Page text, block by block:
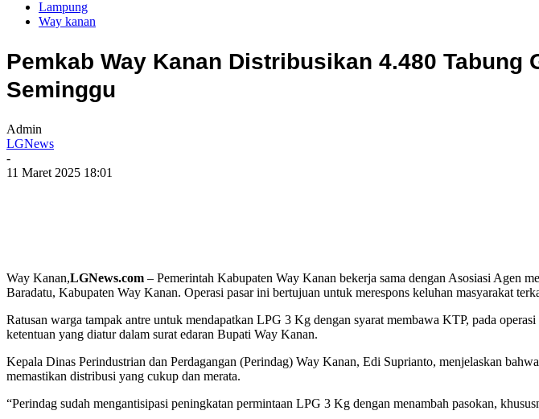
Lampung
Way kanan
Pemkab Way Kanan Distribusikan 4.480 Tabung
Seminggu
Admin
LGNews
-
11 Maret 2025 18:01
Way Kanan,LGNews.com – Pemerintah Kabupaten Way Kanan bekerja sama dengan Asosiasi Agen
Baradatu, Kabupaten Way Kanan. Operasi pasar ini bertujuan untuk merespons keluhan masyarakat
Ratusan warga tampak antre untuk mendapatkan LPG 3 Kg dengan syarat membawa KTP, pada
ketentuan yang diatur dalam surat edaran Bupati Way Kanan.
Kepala Dinas Perindustrian dan Perdagangan (Perindag) Way Kanan, Edi Suprianto, menjelaskan
memastikan distribusi yang cukup dan merata.
“Perindag sudah mengantisipasi peningkatan permintaan LPG 3 Kg dengan menambah pasokan,